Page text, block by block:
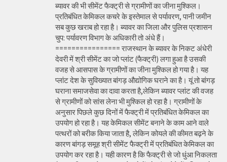
ब्यावर की भी सीमेंट फैक्ट्री से ग्रामीणों का जीना मुश्किल।
प्रतिबंधित केमिकल कचरे के इस्तेमाल से पर्यावरण, पानी जमीन
सब कुछ खराब हो रहा है। ब्यावर का जिला और पुलिस प्रशासन
चुप: पर्यावरण विभाग के अधिकारी तो अंधे हैं।
================ राजस्थान के ब्यावर के निकट अंधेरी
देवरी में श्री सीमेंट का जो प्लांट (फैक्ट्री) लगा हुआ है उसकी
वजह से आसपास के ग्रामीणों का जीना मुश्किल हो गया है। यह
प्लांट देश के सुविख्यात बांगड़ औद्योगिक घराने का है। यूं तो बांगड़
घराना समाजसेवा का दावा करता है,लेकिन ब्यावर प्लांट की वजह
से ग्रामीणों को सांस लेना भी मुश्किल हो रहा है। ग्रामीणों के
अनुसार पिछले कुछ दिनों में फैक्ट्री में प्रतिबंधित केमिकल का
उपयोग हो रहा है। यह केमिकल सीमेंट बनाने के काम आने वाले
पत्थरों को बरीक किया जाता है, लेकिन कोयले की कीमत बढ़ने के
कारण बांगड़ समूह श्री सीमेंट फैक्ट्री में प्रतिबंधित केमिकल का
उपयोग कर रहा है। यही कारण है कि फैक्ट्री से जो धुंआ निकलता